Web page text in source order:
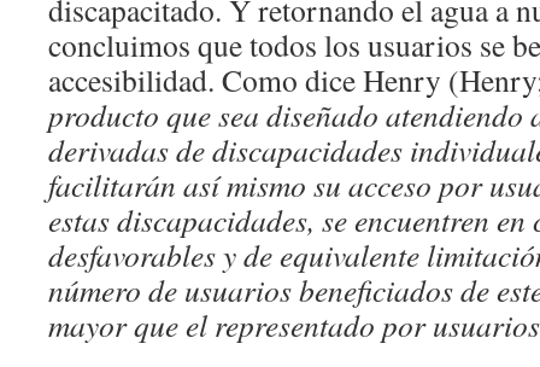
discapacitado. Y retornando el agua a
concluimos que todos los usuarios se
accesibilidad. Como dice Henry
producto que sea diseñado atendiendo
derivadas de discapacidades
facilitarán así mismo su acceso por
estas discapacidades, se encuentren en
desfavorables y de equivalente
número de usuarios beneficiados de
mayor que el representado por